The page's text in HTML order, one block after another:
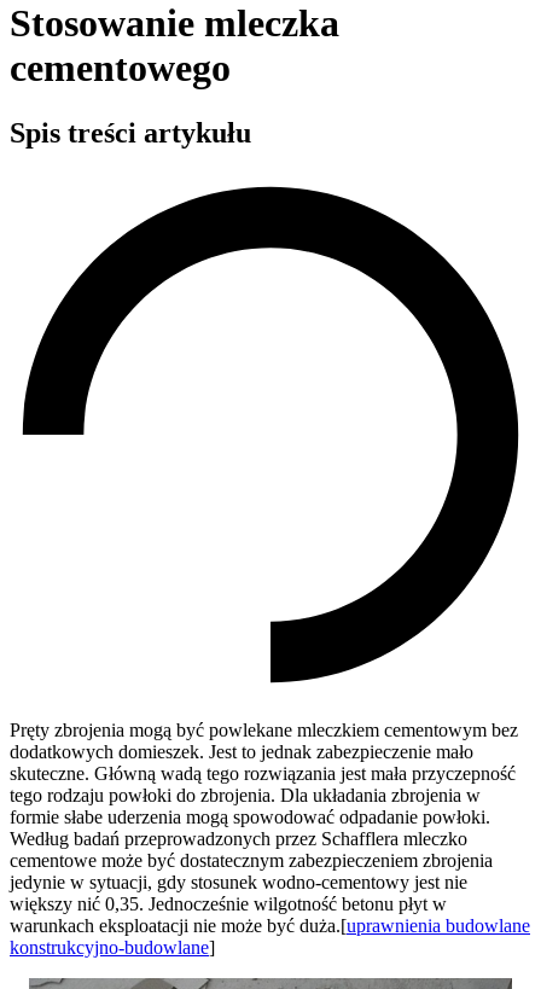
Stosowanie mleczka
cementowego
Spis treści artykułu
Pręty zbrojenia mogą być powlekane mleczkiem cementowym bez
dodatkowych domieszek. Jest to jednak zabezpieczenie mało
skuteczne. Główną wadą tego rozwiązania jest mała przyczepność
tego rodzaju powłoki do zbrojenia. Dla układania zbrojenia w
formie słabe uderzenia mogą spowodować odpadanie powłoki.
Według badań przeprowadzonych przez Schafflera mleczko
cementowe może być dostatecznym zabezpieczeniem zbrojenia
jedynie w sytuacji, gdy stosunek wodno-cementowy jest nie
większy nić 0,35. Jednocześnie wilgotność betonu płyt w
warunkach eksploatacji nie może być duża.[uprawnienia budowlane
konstrukcyjno-budowlane]